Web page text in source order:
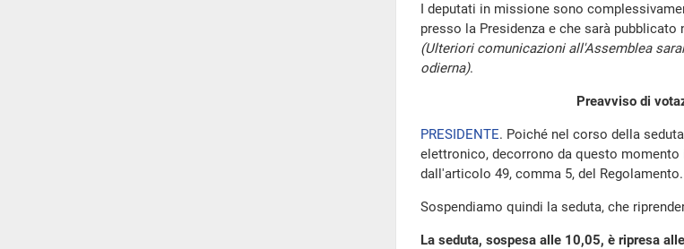
I deputati in missione sono
presso la Presidenza e che sarà pubblicato
(Ulteriori comunicazioni all'Assemblea
odierna).
Preavviso di
PRESIDENTE. Poiché nel corso della
elettronico, decorrono da questo
dall'articolo 49, comma 5, del Regolamento.
Sospendiamo quindi la seduta, che
La seduta, sospesa alle 10,05, è ripresa